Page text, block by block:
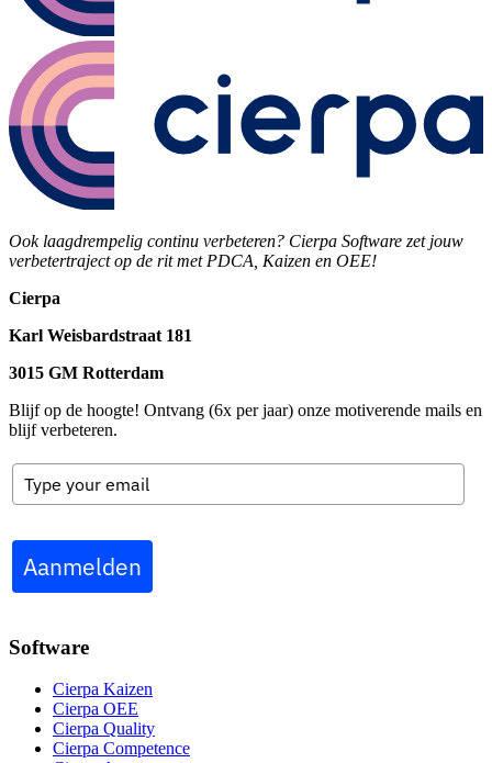
Ook laagdrempelig continu verbeteren? Cierpa Software zet jouw
verbetertraject op de rit met PDCA, Kaizen en OEE!
Cierpa
Karl Weisbardstraat 181
3015 GM Rotterdam
Blijf op de hoogte! Ontvang (6x per jaar) onze motiverende mails en
blijf verbeteren.
Aanmelden
Software
Cierpa Kaizen
Cierpa OEE
Cierpa Quality
Cierpa Competence